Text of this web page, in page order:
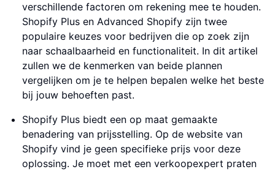
verschillende factoren om rekening mee te houden.
Shopify Plus en Advanced Shopify zijn twee
populaire keuzes voor bedrijven die op zoek zijn
naar schaalbaarheid en functionaliteit. In dit artikel
zullen we de kenmerken van beide plannen
vergelijken om je te helpen bepalen welke het beste
bij jouw behoeften past.
Shopify Plus biedt een op maat gemaakte
benadering van prijsstelling. Op de website van
Shopify vind je geen specifieke prijs voor deze
oplossing. Je moet met een verkoopexpert praten